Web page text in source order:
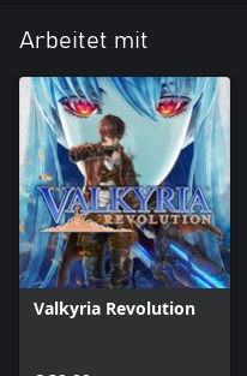
Arbeitet mit
Valkyria Revolution